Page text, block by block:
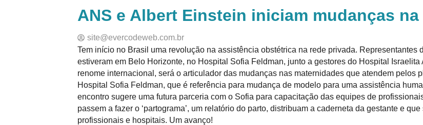
ANS e Albert Einstein iniciam mudanças
site@evercodeweb.com.br
Tem início no Brasil uma revolução na assistência obstétrica na rede privada.
estiveram em Belo Horizonte, no Hospital Sofia Feldman, junto a gestores do Hospital
renome internacional, será o articulador das mudanças nas maternidades que atendem pelos
Hospital Sofia Feldman, que é referência para mudança de modelo para uma assistência
encontro sugere uma futura parceria com o Sofia para capacitação das equipes de
passem a fazer o ‘partograma’, um relatório do parto, distribuam a caderneta da gestante e
profissionais e hospitais. Um avanço!